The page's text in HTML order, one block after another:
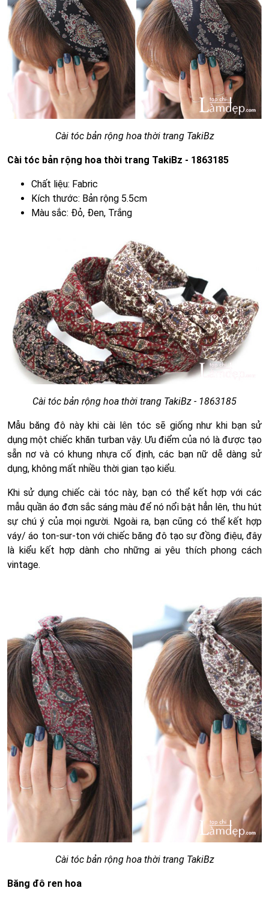
Cài tóc bản rộng hoa thời trang TakiBz
Cài tóc bản rộng hoa thời trang TakiBz - 1863185
Chất liệu: Fabric
Kích thước: Bản rộng 5.5cm
Màu sắc: Đỏ, Đen, Trắng
Cài tóc bản rộng hoa thời trang TakiBz - 1863185
Mẫu băng đô này khi cài lên tóc sẽ giống như khi bạn sử
dụng một chiếc khăn turban vậy. Ưu điểm của nó là được tạo
sẵn nơ và có khung nhựa cố định, các bạn nữ dễ dàng sử
dụng, không mất nhiều thời gian tạo kiểu.
Khi sử dụng chiếc cài tóc này, bạn có thể kết hợp với các
mẫu quần áo đơn sắc sáng màu để nó nổi bật hẳn lên, thu hút
sự chú ý của mọi người. Ngoài ra, bạn cũng có thể kết hợp
váy/ áo ton-sur-ton với chiếc băng đô tạo sự đồng điệu, đây
là kiểu kết hợp dành cho những ai yêu thích phong cách
vintage.
Cài tóc bản rộng hoa thời trang TakiBz
Băng đô ren hoa